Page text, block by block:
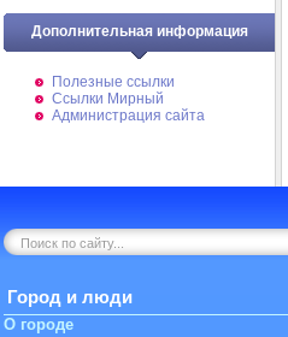
Дополнительная информация
Полезные ссылки
Ссылки Мирный
Администрация сайта
Город и люди
О городе